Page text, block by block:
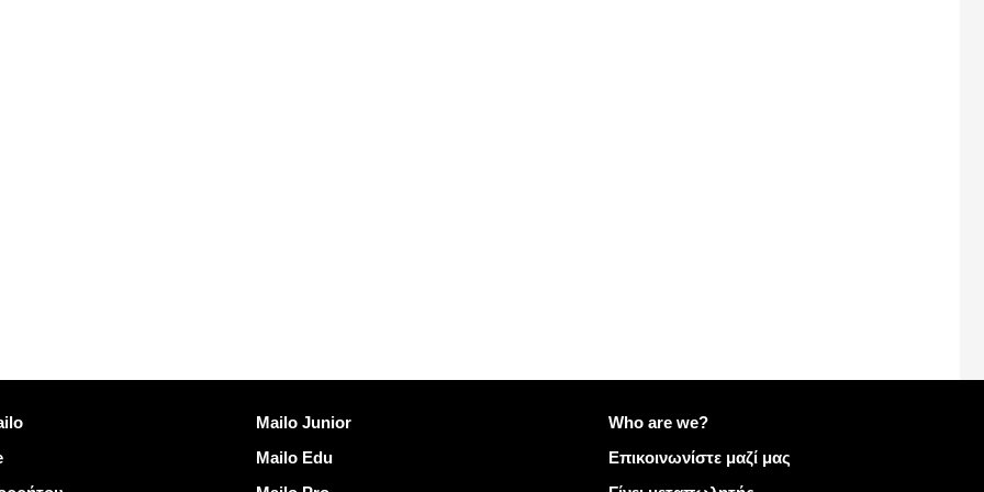
Ανακαλύψτε Mailo
Mailo Junior
Mailo Edu
Περισσότερες πληροφορίες στο Mailo
Who are we?
Επικοινωνίστε μαζί μας